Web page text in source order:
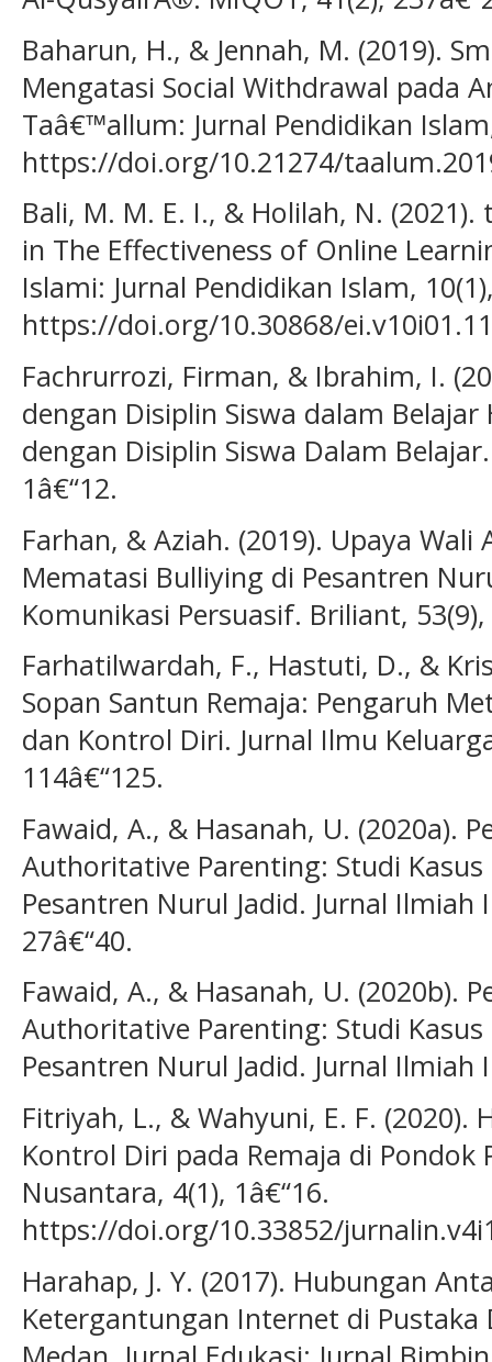
Baharun, H., & Jennah, M. (2019).
Mengatasi Social Withdrawal pada
Taâ€™allum: Jurnal Pendidikan
https://doi.org/10.21274/
Bali, M. M. E. I., & Holilah, N.
in The Effectiveness of Online
Islami: Jurnal Pendidikan Islam,
https://doi.org/10.30868/
Fachrurrozi, Firman, & Ibrahim, I.
dengan Disiplin Siswa dalam
dengan Disiplin Siswa Dalam
1â€“12.
Farhan, & Aziah. (2019). Upaya Wali
Mematasi Bulliying di Pesantren
Komunikasi Persuasif. Briliant, 53(9),
Farhatilwardah, F., Hastuti, D., &
Sopan Santun Remaja: Pengaruh
dan Kontrol Diri. Jurnal Ilmu
114â€“125.
Fawaid, A., & Hasanah, U. (2020a).
Authoritative Parenting: Studi
Pesantren Nurul Jadid. Jurnal Ilmiah
27â€“40.
Fawaid, A., & Hasanah, U. (2020b).
Authoritative Parenting: Studi
Pesantren Nurul Jadid. Jurnal
Fitriyah, L., & Wahyuni, E. F.
Kontrol Diri pada Remaja di Pondok
Nusantara, 4(1), 1â€“16.
https://doi.org/10.33852/
Harahap, J. Y. (2017). Hubungan
Ketergantungan Internet di Pustaka